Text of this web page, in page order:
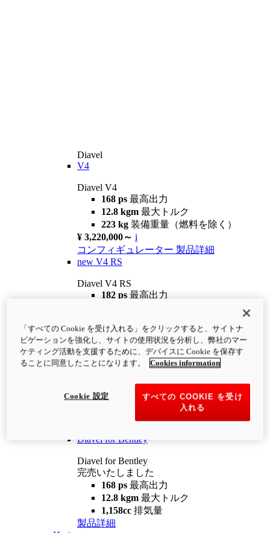
Diavel
V4
Diavel V4
168 ps 最高出力
12.8 kgm 最大トルク
223 kg 装備重量（燃料を除く）
¥ 3,220,000～ i
コンフィギュレーター 製品詳細
new V4 RS
Diavel V4 RS
182 ps 最高出力
¥4,400,000 i
コンフィギュレーター 製品詳細
newV4 RS 100
12.2 kgm
最大トルク
装備重量（燃料を除く）
Diavel for Bentley
Diavel for Bentley
完売いたしました
168 ps 最高出力
12.8 kgm 最大トルク
1,158cc 排気量
製品詳細
「すべての Cookie を受け入れる」をクリックすると、サイトナ
ビゲーションを強化し、サイトの使用状況を分析し、弊社のマー
ケティング活動を支援するために、デバイスに Cookie を保存す
ることに同意したことになります。
Cookies information
すべての COOKIE を受け
入れる
Cookie 設定